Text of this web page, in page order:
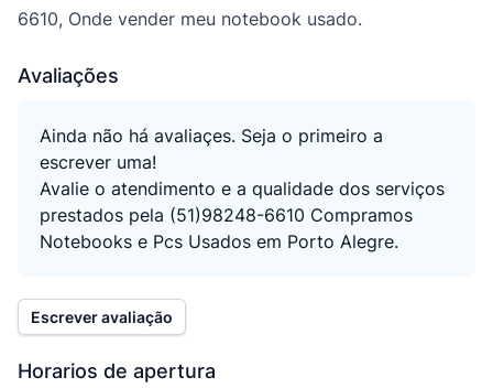
6610, Onde vender meu notebook usado.
Avaliações
Ainda não há avaliaçes. Seja o primeiro a
escrever uma!
Avalie o atendimento e a qualidade dos serviços
prestados pela (51)98248-6610 Compramos
Notebooks e Pcs Usados em Porto Alegre.
Escrever avaliação
Horarios de apertura